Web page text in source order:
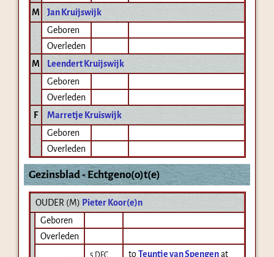
M
Jan Kruijswijk
Geboren
Overleden
M
Leendert Kruijswijk
Geboren
Overleden
F
Marretje Kruiswijk
Geboren
Overleden
Gezinsblad - Echtgeno(o)t(e)
OUDER (M) Pieter Koor(e)n
Geboren
Overleden
5 DEC toTeuntje van Spengen at